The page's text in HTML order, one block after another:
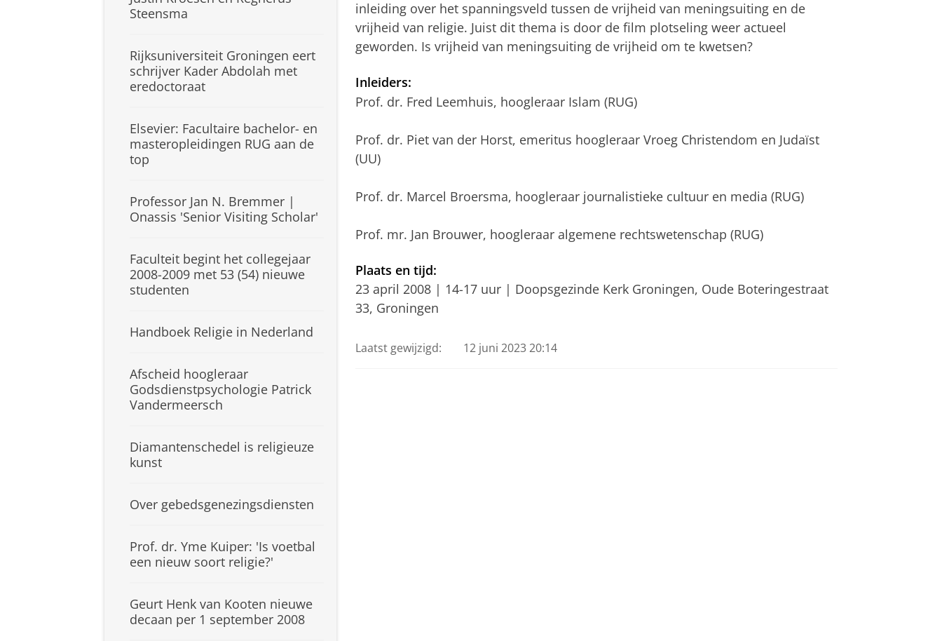
Steensma
Rijksuniversiteit Groningen eert
schrijver Kader Abdolah met
eredoctoraat
Elsevier: Facultaire bachelor- en
masteropleidingen RUG aan de
top
Professor Jan N. Bremmer |
Onassis 'Senior Visiting Scholar'
Faculteit begint het collegejaar
2008-2009 met 53 (54) nieuwe
studenten
Handboek Religie in Nederland
Afscheid hoogleraar
Godsdienstpsychologie Patrick
Vandermeersch
Diamantenschedel is religieuze
kunst
Over gebedsgenezingsdiensten
Prof. dr. Yme Kuiper: 'Is voetbal
een nieuw soort religie?'
Geurt Henk van Kooten nieuwe
decaan per 1 september 2008
inleiding over het spanningsveld tussen de vrijheid van meningsuiting en de
vrijheid van religie. Juist dit thema is door de film plotseling weer actueel
geworden. Is vrijheid van meningsuiting de vrijheid om te kwetsen?
Inleiders:
Prof. dr. Fred Leemhuis, hoogleraar Islam (RUG)
Prof. dr. Piet van der Horst, emeritus hoogleraar Vroeg Christendom en Judaïst
(UU)
Prof. dr. Marcel Broersma, hoogleraar journalistieke cultuur en media (RUG)
Prof. mr. Jan Brouwer, hoogleraar algemene rechtswetenschap (RUG)
Plaats en tijd:
23 april 2008 | 14-17 uur | Doopsgezinde Kerk Groningen, Oude Boteringestraat
33, Groningen
Laatst gewijzigd: 12 juni 2023 20:14